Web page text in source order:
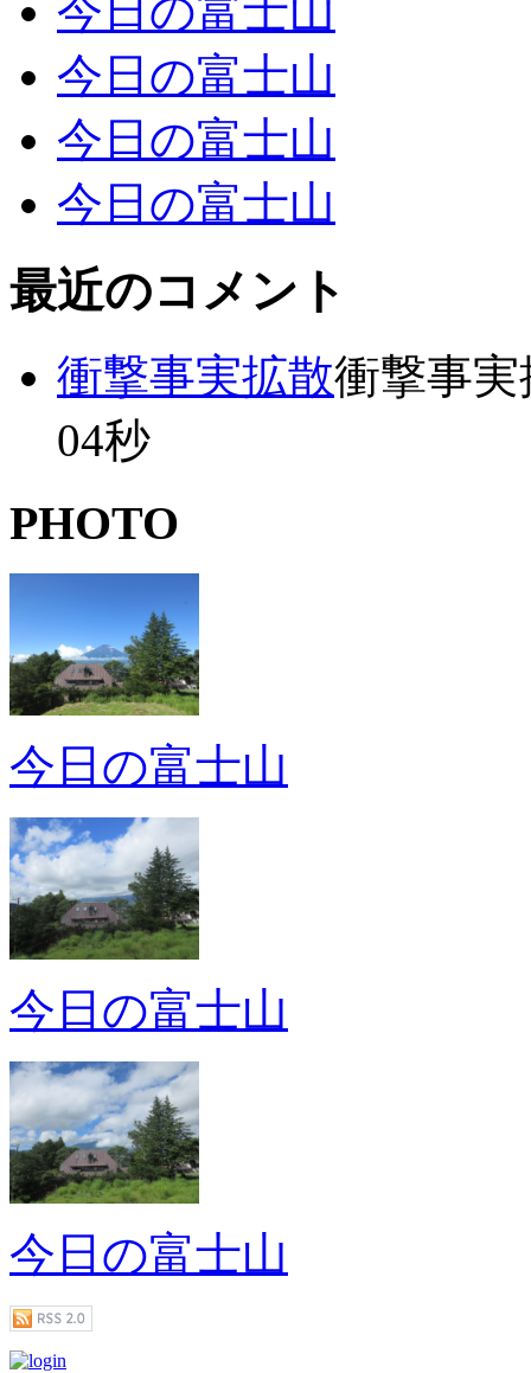
今日の富士山
今日の富士山
今日の富士山
今日の富士山
最近のコメント
衝撃事実拡散衝撃事実
04秒
PHOTO
今日の富士山
今日の富士山
今日の富士山